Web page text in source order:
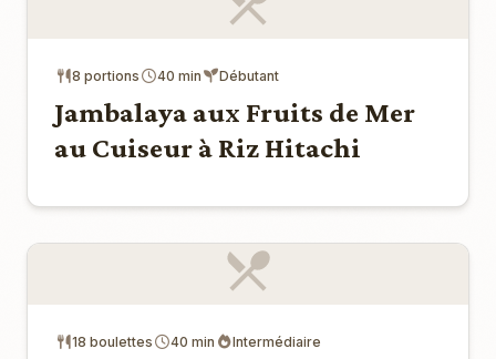
8 portions 40 min Débutant
Jambalaya aux Fruits de Mer
au Cuiseur à Riz Hitachi
18 boulettes 40 min Intermédiaire